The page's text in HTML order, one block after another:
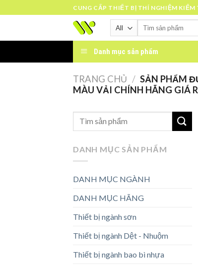
to
CUNG CẤP THIẾT BỊ THÍ NGHIỆM
Tìm
Danh mục sản phẩm
TRANG CHỦ / SẢN PHẨM
MÀU VẢI CHÍNH HÃNG GIÁ
DANH MỤC SẢN PHẨM
DANH MỤC NGÀNH
DANH MỤC HÃNG
Thiết bị ngành sơn
Thiết bị ngành Dệt - Nhuộm
Thiết bị ngành bao bì nhựa